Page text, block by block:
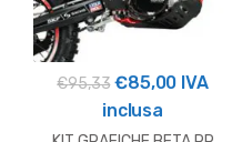
€95,33 Il
prezzo
originale
€85,00Il
attuale
IVA
inclusa